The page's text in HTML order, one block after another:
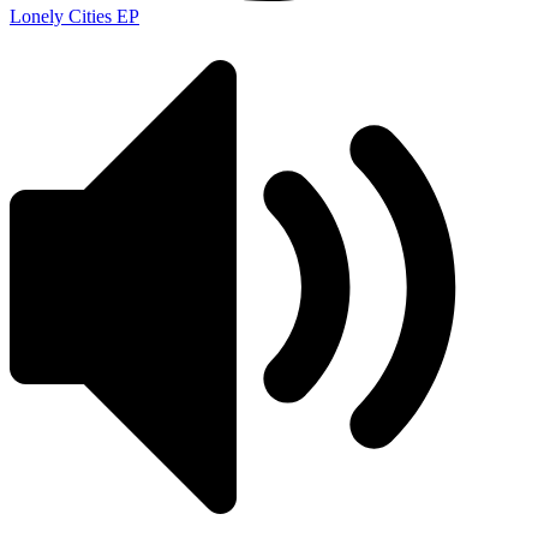
Lonely Cities EP